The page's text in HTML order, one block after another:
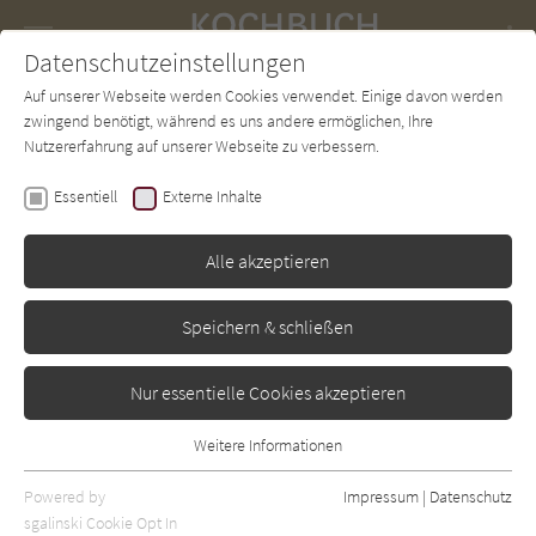
SUCHE Forum Charts Newsletter
Rebecca Seal ,Chantal Symons
LEON: Fast Food Vegan
Erschienen: November 2019 0
Datenschutzeinstellungen
Auf unserer Webseite werden Cookies verwendet. Einige davon werden
zwingend benötigt, während es uns andere ermöglichen, Ihre
Nutzererfahrung auf unserer Webseite zu verbessern.
Essentiell Externe Inhalte
Alle akzeptieren
Speichern & schließen
Nur essentielle Cookies akzeptieren
Essentielle Cookies werden für grundlegende Funktionen der
Webseite benötigt. Dadurch ist gewährleistet, dass die Webseite
Weitere Informationen
Powered by
sgalinski Cookie Opt In
Impressum | Datenschutz